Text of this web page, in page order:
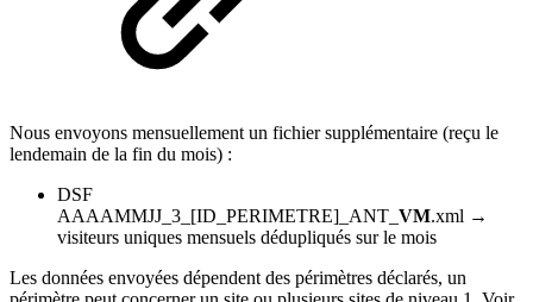
Nous envoyons mensuellement un fichier supplémentaire (reçu le
lendemain de la fin du mois) :
DSF
AAAAMMJJ_3_[ID_PERIMETRE]_ANT_ VM.xml →
visiteurs uniques mensuels dédupliqués sur le mois
Les données envoyées dépendent des périmètres déclarés, un